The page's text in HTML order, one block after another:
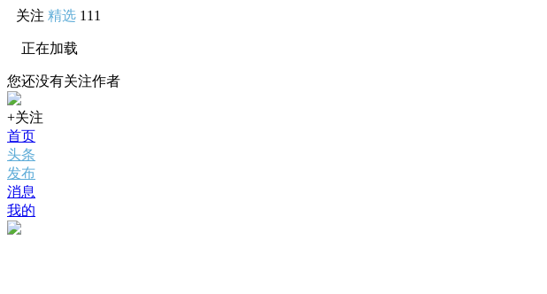
关注 精选 111
正在加载
您还没有关注作者
+关注
首页
头条
发布
消息
我的